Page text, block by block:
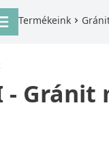
Termékeink
-